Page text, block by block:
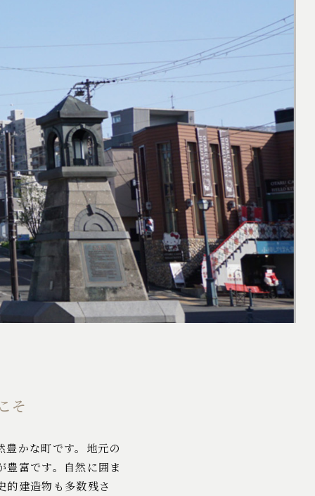
そ
かな町です。地元の
富です。自然に囲ま
的建造物も多数残さ